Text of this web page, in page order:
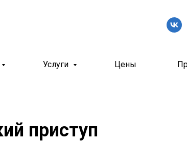
Услуги Цены
приступ